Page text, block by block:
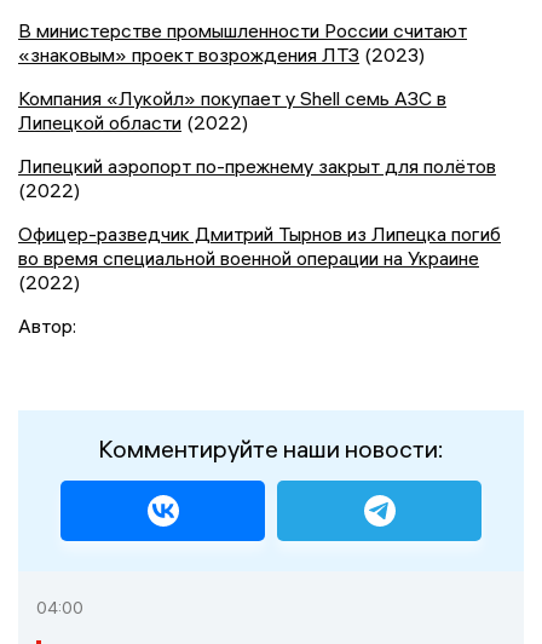
В министерстве промышленности России считают
«знаковым» проект возрождения ЛТЗ (2023)
Компания «Лукойл» покупает у Shell семь АЗС в
Липецкой области (2022)
Липецкий аэропорт по-прежнему закрыт для полётов
(2022)
Офицер-разведчик Дмитрий Тырнов из Липецка погиб
во время специальной военной операции на Украине
(2022)
Автор:
Комментируйте наши новости:
04:00